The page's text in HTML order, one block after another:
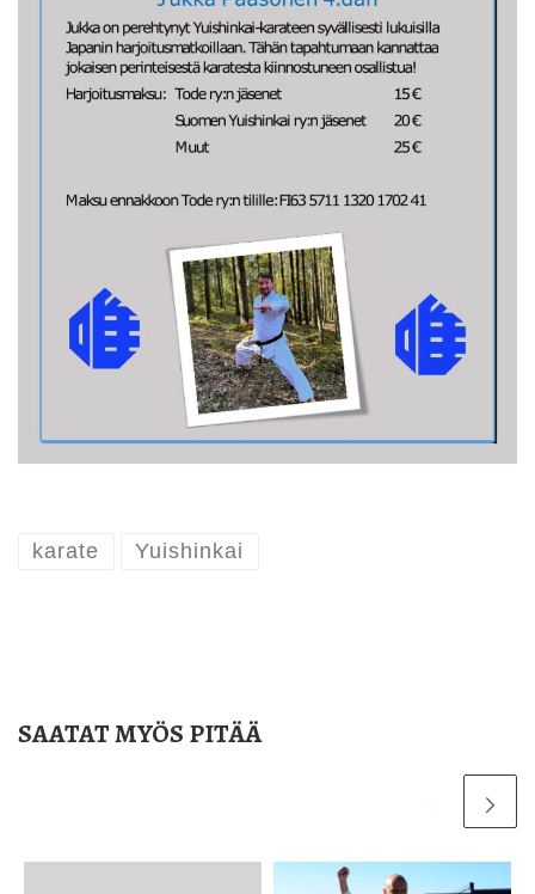
karate Yuishinkai
SAATAT MYÖS PITÄÄ